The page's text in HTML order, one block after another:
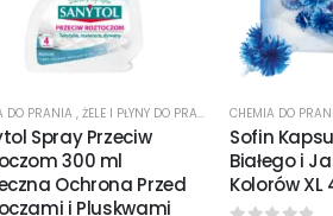
DO PRANIA
DO PRANIA, ŻELE I PŁYNY DO PRANIA
Spray Przeciw
300 ml
Ochrona Przed
i Pluskwami
CHEMIA DO
Sofin
Białego i
Kolorów XL